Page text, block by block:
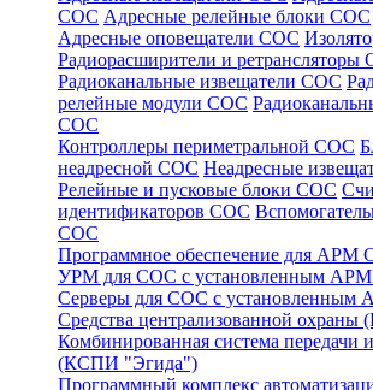
СОС Адресные релейные блоки СОС
Адресные оповещатели СОС
Радиорасширители и ретрансляторы
Радиоканальные извещатели СОС
релейные модули СОС
СОС
Контроллеры периметральной СОС
неадресной СОС Неадресные
Релейные и пусковые блоки СОС
идентификаторов СОС
СОС
Программное обеспечение для АРМ
УРМ для СОС с установленным
Серверы для СОС с установленным
Средства централизованной охраны
Комбинированная система передачи
(КСПИ "Эгида")
Программный комплекс